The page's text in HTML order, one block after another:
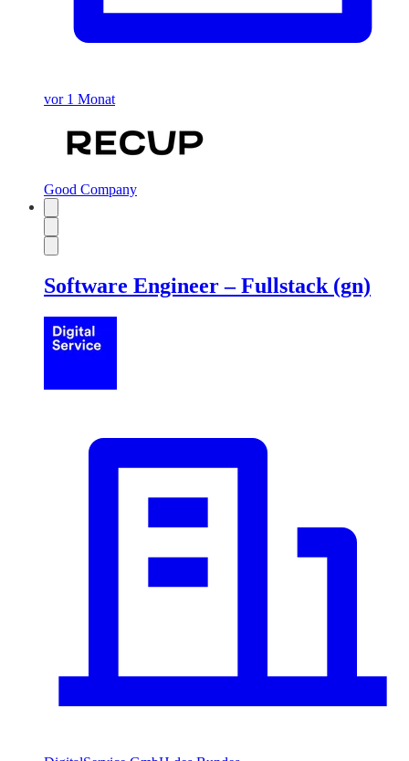
vor 1 Monat
Good Company
Software Engineer – Fullstack (gn)